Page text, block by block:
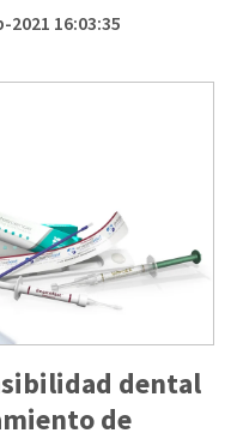
2021 16:03:35
dental
de